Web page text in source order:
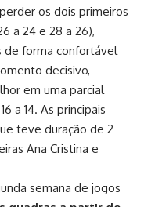
os dois primeiros
a 24 e 28 a 26),
de forma confortável
decisivo,
em uma parcial
a 14. As principais
teve duração de 2
Ana Cristina e
semana de jogos